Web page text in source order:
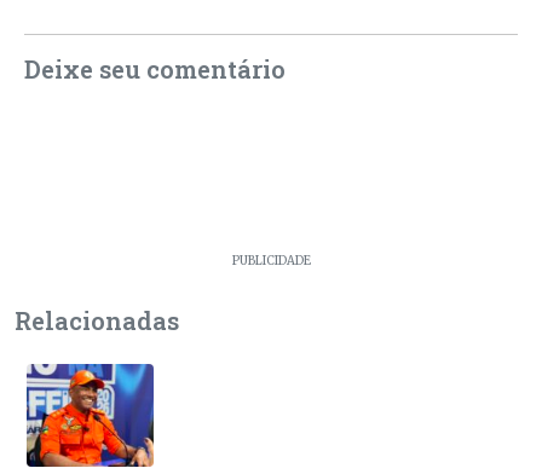
Deixe seu comentário
PUBLICIDADE
Relacionadas